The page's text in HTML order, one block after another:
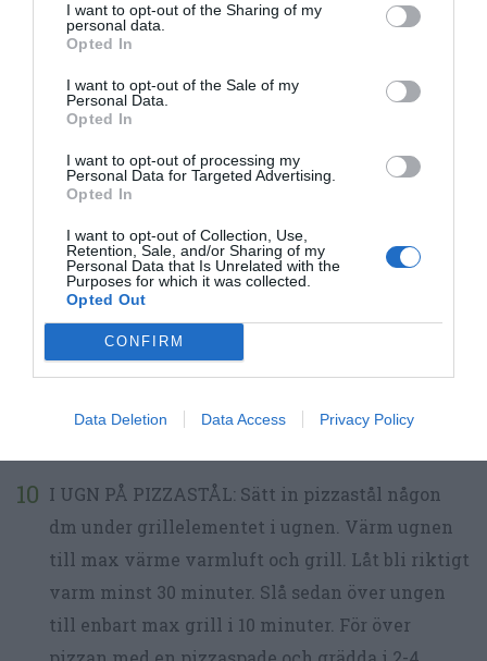
I want to opt-out of the Sharing of my
personal data.
Opted In
I want to opt-out of the Sale of my
Personal Data.
Opted In
I want to opt-out of processing my
Personal Data for Targeted Advertising.
Opted In
I want to opt-out of Collection, Use,
Retention, Sale, and/or Sharing of my
Personal Data that Is Unrelated with the
Purposes for which it was collected.
Opted Out
CONFIRM
Data Deletion Data Access Privacy Policy
diameter på mjölat bakbord. Låt jäsa i
övertäckta i 10 minuter efter hand som du bakar
ut dem.
Lägg en pizza i taget på mjölad pizzaspade och
lägg på toppings. Bred ut tomatsås. Räkna 1/2 dl
till varje pizza. Fördela sedan över ca 5 skivor
eller små högar färsk mozzarella, 50 gram
skinka samt ca 10 skivor champinjoner. Pizzan
är klar att gräddas.
I PIZZAUGN: Värm pizzaugnen till 400 grader.
För över pizzan med en pizzaspade och grädda i
1-2 minuter. Passa den och rotera den så den
I UGN PÅ PIZZASTÅL: Sätt in pizzastål någon
dm under grillelementet i ugnen. Värm ugnen
till max värme varmluft och grill. Låt bli riktigt
varm minst 30 minuter. Slå sedan över ungen
till enbart max grill i 10 minuter. För över